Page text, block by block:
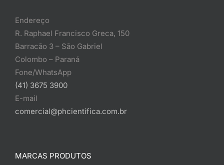
Endereço
R. Raphael Francisco Greca, 150
Barracão 3 – São Gabriel
Colombo – Paraná
Fone/WhatsApp
(41) 3675 3900
E-mail
comercial@phcientifica.com.br
MARCAS PRODUTOS